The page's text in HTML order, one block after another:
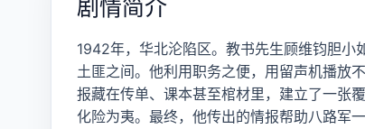
剧情简介
1942年，华北沦陷区。教书先生顾维钧胆小
土匪之间。他利用职务之便，用留声机播放
报藏在传单、课本甚至棺材里，建立了一张
化险为夷。最终，他传出的情报帮助八路军